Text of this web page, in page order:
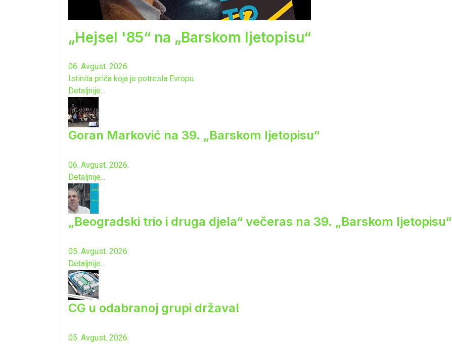
„Hejsel '85“ na „Barskom ljetopisu“
06. Avgust. 2026.
Istinita priča koja je potresla Evropu.
Detaljnije...
Goran Marković na 39. „Barskom ljetopisu“
06. Avgust. 2026.
Detaljnije...
„Beogradski trio i druga djela“ večeras na 39. „Barskom ljetopisu“
05. Avgust. 2026.
Detaljnije...
CG u odabranoj grupi država!
05. Avgust. 2026.